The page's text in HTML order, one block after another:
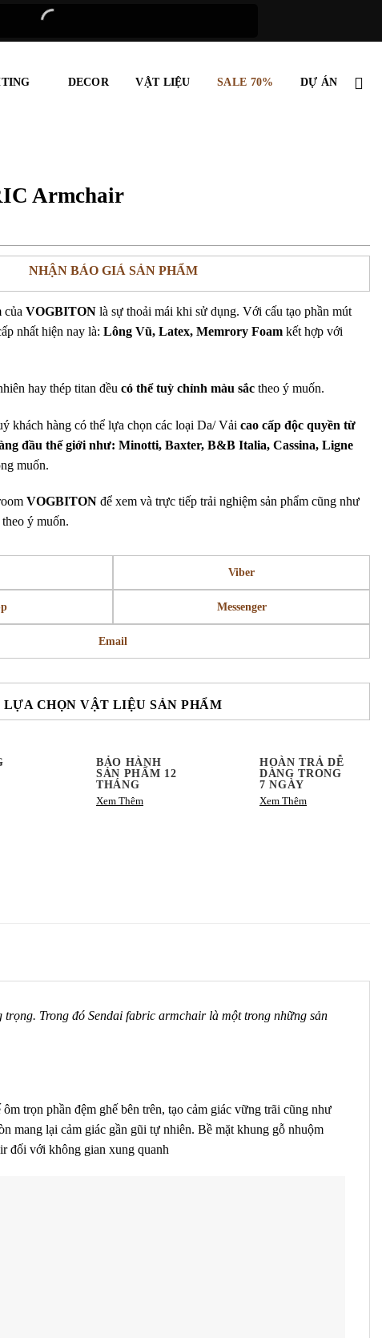
DECOR VẬT LIỆU SALE 70% DỰ ÁN
Armchair
NHẬN BÁO GIÁ SẢN PHẨM
của VOGBITON là sự thoải mái khi sử dụng. Với cấu tạo phần mút
nhất hiện nay là: Lông Vũ, Latex, Memrory Foam kết hợp với
hay thép titan đều có thể tuỳ chỉnh màu sắc theo ý muốn.
khách hàng có thể lựa chọn các loại Da/ Vải cao cấp độc quyền từ
đầu thế giới như: Minotti, Baxter, B&B Italia, Cassina, Ligne
muốn.
VOGBITON để xem và trực tiếp trải nghiệm sản phẩm cũng như
ý muốn.
Viber
Messenger
Email
LỰA CHỌN VẬT LIỆU SẢN PHẨM
BẢO HÀNH
SẢN PHẨM 12
THÁNG
Xem Thêm
HOÀN TRẢ DỄ
DÀNG TRONG
7 NGÀY
Xem Thêm
Trong đó Sendai fabric armchair là một trong những sản
trọn phần đệm ghế bên trên, tạo cảm giác vững trãi cũng như
mang lại cảm giác gần gũi tự nhiên. Bề mặt khung gỗ nhuộm
đối với không gian xung quanh